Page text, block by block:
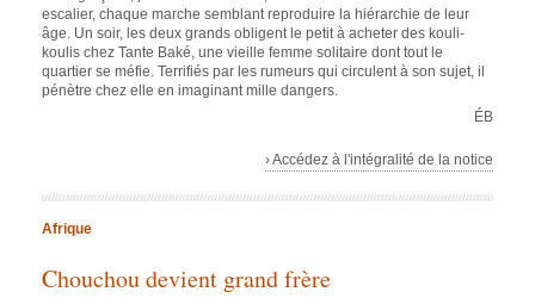
escalier, chaque marche semblant reproduire la hiérarchie de leur
âge. Un soir, les deux grands obligent le petit à acheter des kouli-
koulis chez Tante Baké, une vieille femme solitaire dont tout le
quartier se méfie. Terrifiés par les rumeurs qui circulent à son sujet, il
pénètre chez elle en imaginant mille dangers.
ÉB
› Accédez à l'intégralité de la notice
Afrique
Chouchou devient grand frère